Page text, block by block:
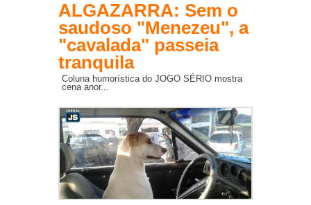
ALGAZARRA: Sem o
saudoso "Menezeu", a
"cavalada" passeia
tranquila
Coluna humorística do JOGO SÉRIO mostra
cena anor...